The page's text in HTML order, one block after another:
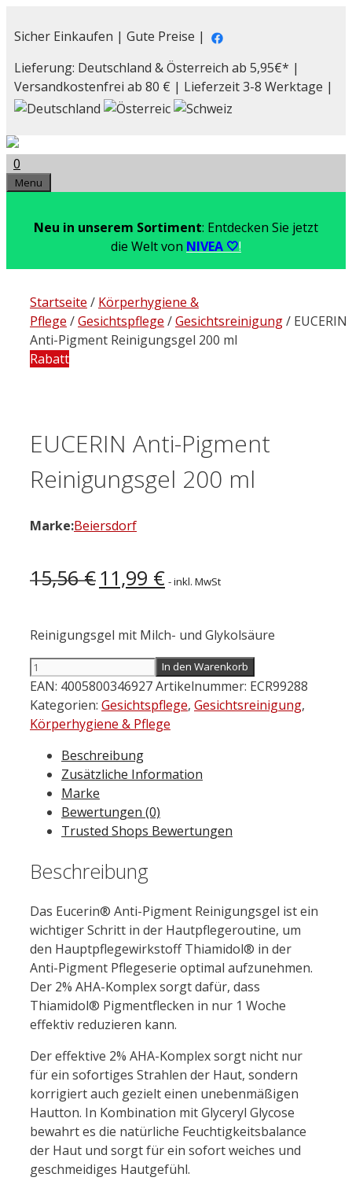
Inhalt
Sicher Einkaufen | Gute Preise |
Lieferung: Deutschland & Österreich ab 5,95€* |
Versandkostenfrei ab 80 € | Lieferzeit 3-8 Werktage |
0
Menu
Neu in unserem Sortiment: Entdecken Sie jetzt
die Welt von NIVEA 🤍!
Startseite / Körperhygiene &
Pflege /Gesichtspflege /Gesichtsreinigung/ EUCERIN
Anti-Pigment Reinigungsgel 200 ml
Rabatt
EUCERIN Anti-Pigment
Reinigungsgel 200 ml
Marke:Beiersdorf
15,56€ Ursprünglicher
Preis
15,56 €
11,99 €Aktueller
Preis
11,99 €.
- inkl. MwSt
Reinigungsgel mit Milch- und Glykolsäure
EUCERIN
Anti-
Pigment
Reinigungsgel
Menge
In den Warenkorb
EAN: 4005800346927Artikelnummer: ECR99288
Kategorien: Gesichtspflege, Gesichtsreinigung,
Körperhygiene & Pflege
Beschreibung
Zusätzliche Information
Marke
Bewertungen (0)
Trusted Shops Bewertungen
Beschreibung
Das Eucerin® Anti-Pigment Reinigungsgel ist ein
wichtiger Schritt in der Hautpflegeroutine, um
den Hauptpflegewirkstoff Thiamidol® in der
Anti-Pigment Pflegeserie optimal aufzunehmen.
Der 2% AHA-Komplex sorgt dafür, dass
Thiamidol® Pigmentflecken in nur 1 Woche
effektiv reduzieren kann.
Der effektive 2% AHA-Komplex sorgt nicht nur
für ein sofortiges Strahlen der Haut, sondern
korrigiert auch gezielt einen unebenmäßigen
Hautton. In Kombination mit Glyceryl Glycose
bewahrt es die natürliche Feuchtigkeitsbalance
der Haut und sorgt für ein sofort weiches und
geschmeidiges Hautgefühl.